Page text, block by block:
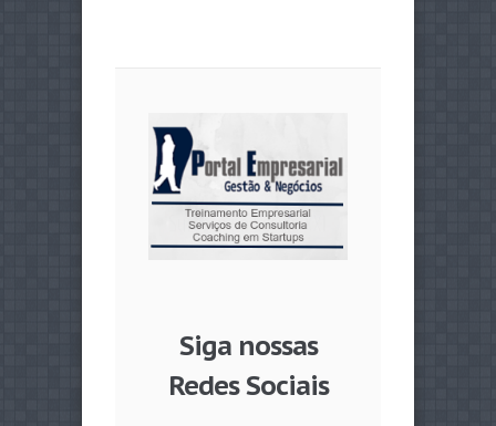
Siga nossas
Redes Sociais